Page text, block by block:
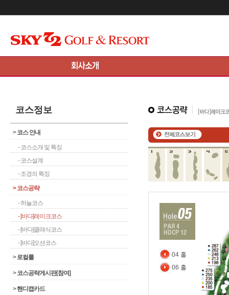
코스정보
>코스 안내
- 코스소개 및 특징
- 코스설계
- 조경의 특징
>코스공략
- 하늘코스
- [바다]레이크코스
- [바다]클래식코스
- [바다]오션코스
>로컬룰
>코스공략게시판[참여]
>핸디캡카드
04 홀
06 홀